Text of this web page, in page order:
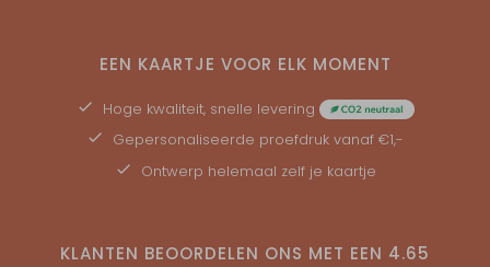
EEN KAARTJE VOOR ELK MOMENT
Hoge kwaliteit, snelle levering
Gepersonaliseerde proefdruk vanaf €1,-
Ontwerp helemaal zelf je kaartje
KLANTEN BEOORDELEN ONS MET EEN 4.65